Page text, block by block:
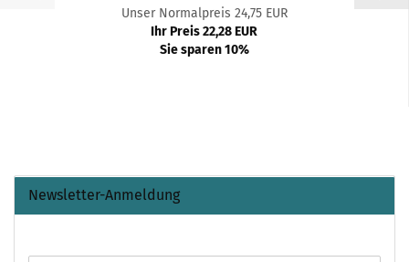
Unser Normalpreis 24,75 EUR
Ihr Preis 22,28 EUR
Sie sparen 10%
Newsletter-Anmeldung